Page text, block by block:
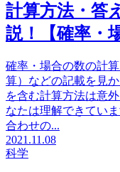
計算方法・答
説！【確率・
確率・場合の数の計
算）などの記載を見
を含む計算方法は意
なたは理解できてい
合わせの...
2021.11.08
科学